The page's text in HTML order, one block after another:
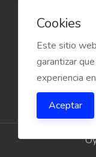
Cookies
Este sitio
garantizar
experiencia
Aceptar